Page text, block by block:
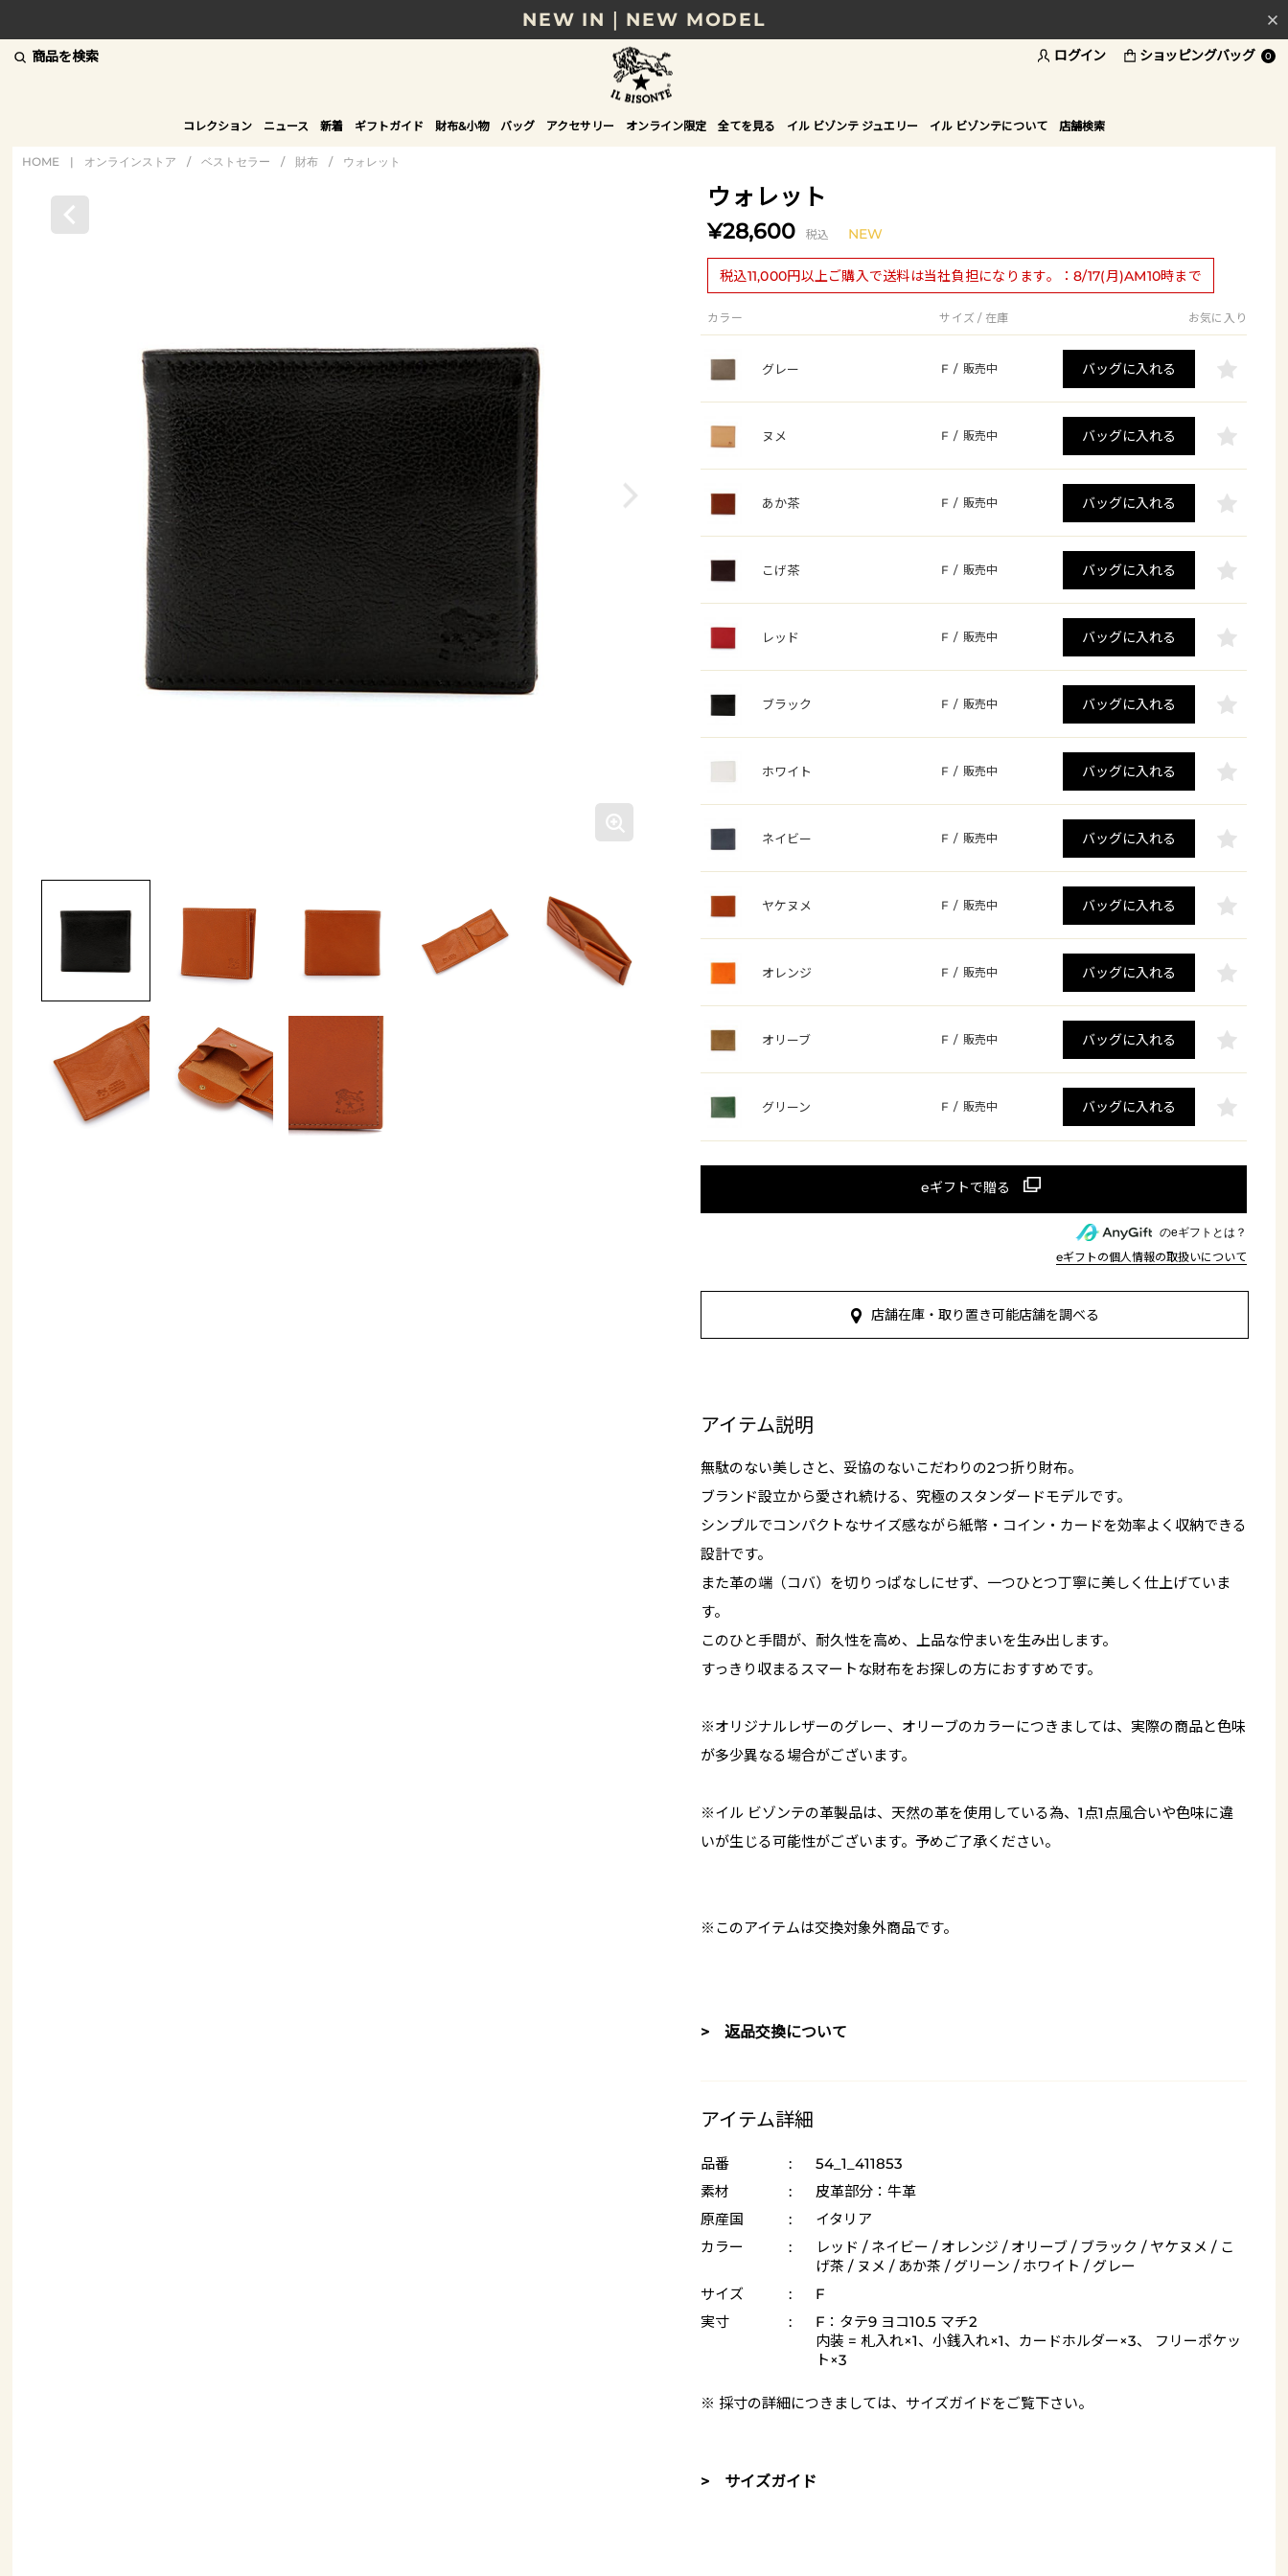
NEW IN｜NEW MODEL
8/17(月)10時まで｜税込11,000円以上で送料無料
贈る相手やシーンから選べる、新しいギフトガイド
NEW IN｜COLOR LEATHER
商品を検索 ログイン ショッピングバッグ 0
コレクション ニュース 新着 ギフトガイド 財布&小物 バッグ アクセサリー オンライン限定 全てを見る イル ビゾンテ ジュエリー イル ビゾンテについて 店舗検索
HOME | オンラインストア / ベストセラー / 財布 / ウォレット
ウォレット
¥28,600 税込 NEW
税込11,000円以上ご購入で送料は当社負担になります。：8/17(月)AM10時まで
カラー サイズ / 在庫 お気に入り
グレー F / 販売中 バッグに入れる
ヌメ F / 販売中 バッグに入れる
あか茶 F / 販売中 バッグに入れる
こげ茶 F / 販売中 バッグに入れる
レッド F / 販売中 バッグに入れる
ブラック F / 販売中 バッグに入れる
ホワイト F / 販売中 バッグに入れる
ネイビー F / 販売中 バッグに入れる
ヤケヌメ F / 販売中 バッグに入れる
オレンジ F / 販売中 バッグに入れる
オリーブ F / 販売中 バッグに入れる
グリーン F / 販売中 バッグに入れる
のeギフトとは？
eギフトの個人情報の取扱いについて
店舗在庫・取り置き可能店舗を調べる
アイテム説明
無駄のない美しさと、妥協のないこだわりの2つ折り財布。
ブランド設立から愛され続ける、究極のスタンダードモデルです。
シンプルでコンパクトなサイズ感ながら紙幣・コイン・カードを効率よく収納できる
設計です。
また革の端（コバ）を切りっぱなしにせず、一つひとつ丁寧に美しく仕上げていま
す。
このひと手間が、耐久性を高め、上品な佇まいを生み出します。
すっきり収まるスマートな財布をお探しの方におすすめです。
※オリジナルレザーのグレー、オリーブのカラーにつきましては、実際の商品と色味
が多少異なる場合がございます。
※イル ビゾンテの革製品は、天然の革を使用している為、1点1点風合いや色味に違
いが生じる可能性がございます。予めご了承ください。
※このアイテムは交換対象外商品です。
> 返品交換について
アイテム詳細
品番 :
54_1_411853
素材
:
皮革部分：牛革
原産国
:
イタリア
カラー
:
レッド / ネイビー / オレンジ / オリーブ / ブラック / ヤケヌメ / こ
げ茶 / ヌメ / あか茶 / グリーン / ホワイト / グレー
サイズ
:
F
実寸
:
F：タテ9 ヨコ10.5 マチ2
内装 = 札入れ×1、小銭入れ×1、カードホルダー×3、 フリーポケッ
ト×3
※ 採寸の詳細につきましては、 サイズガイドをご覧下さい。
> サイズガイド